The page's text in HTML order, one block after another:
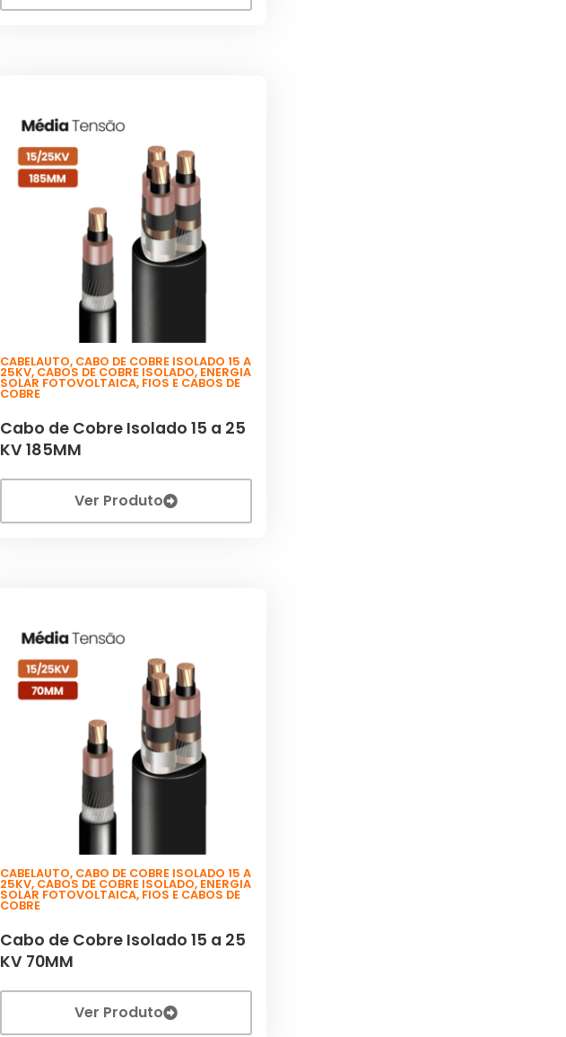
CABELAUTO, CABO DE COBRE ISOLADO 15 A
25KV, CABOS DE COBRE ISOLADO, ENERGIA
SOLAR FOTOVOLTAICA, FIOS E CABOS DE
COBRE
Cabo de Cobre Isolado 15 a 25
KV 185MM
Ver Produto
CABELAUTO, CABO DE COBRE ISOLADO 15 A
25KV, CABOS DE COBRE ISOLADO, ENERGIA
SOLAR FOTOVOLTAICA, FIOS E CABOS DE
COBRE
Cabo de Cobre Isolado 15 a 25
KV 70MM
Ver Produto